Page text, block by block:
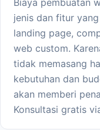
Biaya pembuatan
jenis dan fitur
landing page,
web custom.
tidak memasang
kebutuhan dan
akan memberi
Konsultasi gratis